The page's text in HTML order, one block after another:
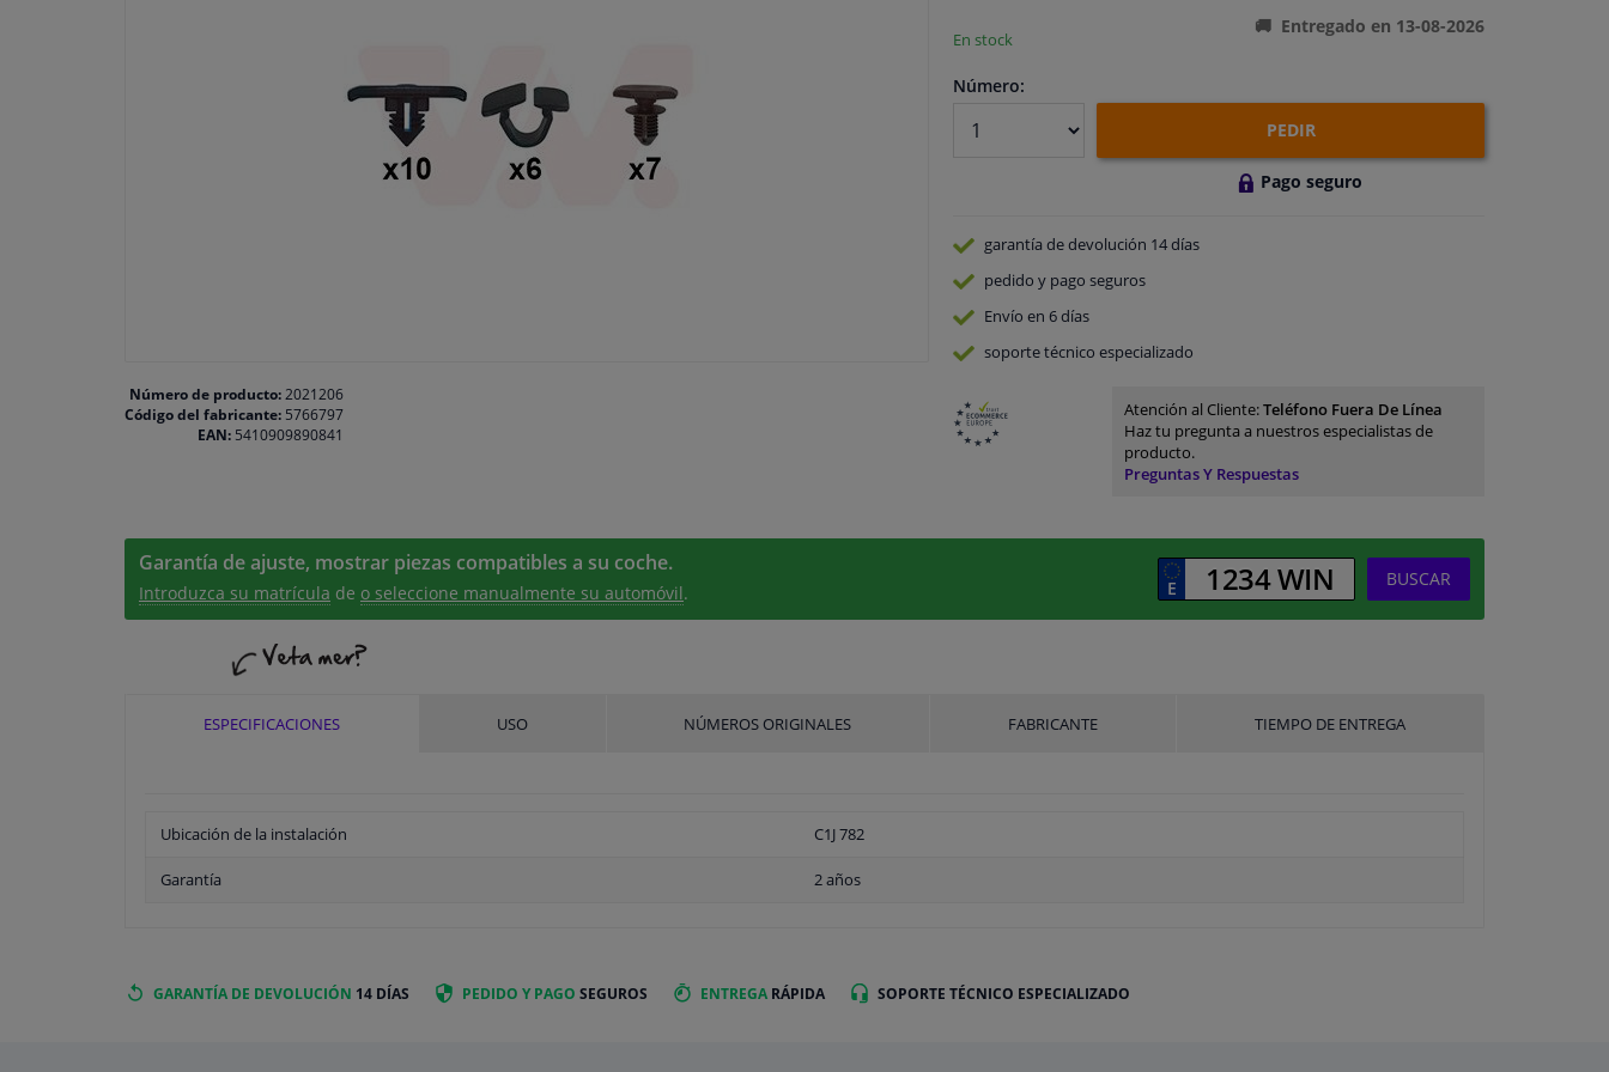
Número de producto:2021206
Código del fabricante: 5766797
EAN: 5410909890841
En stock
Entregado en 13-08-2026
Número:
PEDIR
Pago seguro
garantía de devolución 14 días
pedido y pago seguros
Envío en 6 días
soporte técnico especializado
Atención al Cliente:Teléfono Fuera De Línea
Haz tu pregunta a nuestros especialistas de
producto.
Preguntas Y Respuestas
Garantía de ajuste, mostrar piezas compatibles a su coche.
Introduzca su matrícula de o seleccione manualmente su automóvil.
BUSCAR
ESPECIFICACIONES USO NÚMEROS ORIGINALES FABRICANTE TIEMPO DE ENTREGA
Ubicación de la instalación C1J 782
Garantía 2 años
GARANTÍA DE DEVOLUCIÓN 14 DÍAS PEDIDO Y PAGO SEGUROS ENTREGA RÁPIDA SOPORTE TÉCNICO ESPECIALIZADO